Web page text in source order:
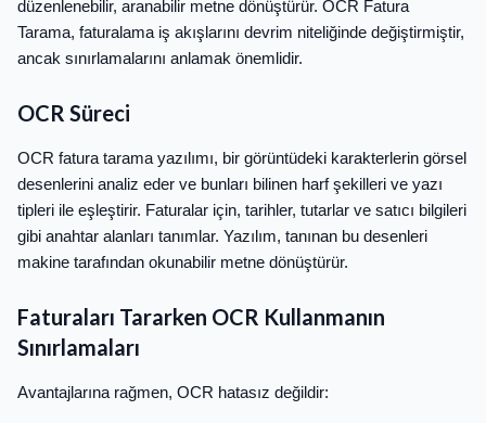
düzenlenebilir, aranabilir metne dönüştürür. OCR Fatura
Tarama, faturalama iş akışlarını devrim niteliğinde değiştirmiştir,
ancak sınırlamalarını anlamak önemlidir.
OCR Süreci
OCR fatura tarama yazılımı, bir görüntüdeki karakterlerin görsel
desenlerini analiz eder ve bunları bilinen harf şekilleri ve yazı
tipleri ile eşleştirir. Faturalar için, tarihler, tutarlar ve satıcı bilgileri
gibi anahtar alanları tanımlar. Yazılım, tanınan bu desenleri
makine tarafından okunabilir metne dönüştürür.
Faturaları Tararken OCR Kullanmanın
Sınırlamaları
Avantajlarına rağmen, OCR hatasız değildir: